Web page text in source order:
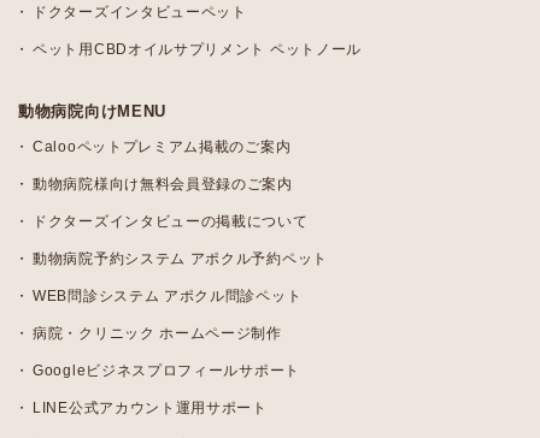
ドクターズインタビューペット
ペット用CBDオイルサプリメント ペットノール
動物病院向けMENU
Calooペットプレミアム掲載のご案内
動物病院様向け無料会員登録のご案内
ドクターズインタビューの掲載について
動物病院予約システム アポクル予約ペット
WEB問診システム アポクル問診ペット
病院・クリニック ホームページ制作
Googleビジネスプロフィールサポート
LINE公式アカウント運用サポート